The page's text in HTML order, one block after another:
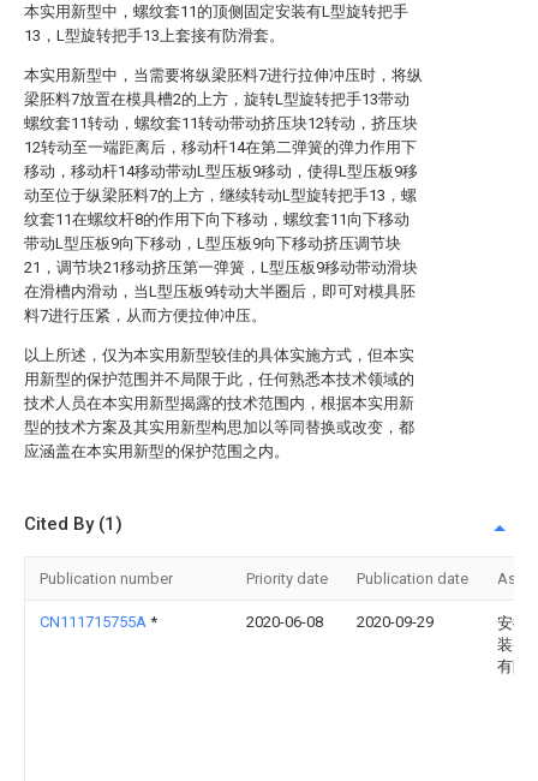
本实用新型中，螺纹套11的顶侧固定安装有L型旋转把手
13，L型旋转把手13上套接有防滑套。
本实用新型中，当需要将纵梁胚料7进行拉伸冲压时，将纵
梁胚料7放置在模具槽2的上方，旋转L型旋转把手13带动
螺纹套11转动，螺纹套11转动带动挤压块12转动，挤压块
12转动至一端距离后，移动杆14在第二弹簧的弹力作用下
移动，移动杆14移动带动L型压板9移动，使得L型压板9移
动至位于纵梁胚料7的上方，继续转动L型旋转把手13，螺
纹套11在螺纹杆8的作用下向下移动，螺纹套11向下移动
带动L型压板9向下移动，L型压板9向下移动挤压调节块
21，调节块21移动挤压第一弹簧，L型压板9移动带动滑块
在滑槽内滑动，当L型压板9转动大半圈后，即可对模具胚
料7进行压紧，从而方便拉伸冲压。
以上所述，仅为本实用新型较佳的具体实施方式，但本实
用新型的保护范围并不局限于此，任何熟悉本技术领域的
技术人员在本实用新型揭露的技术范围内，根据本实用新
型的技术方案及其实用新型构思加以等同替换或改变，都
应涵盖在本实用新型的保护范围之内。
Cited By (1)
Publication number Priority date Publication date
CN111715755A * 2020-06-08 2020-09-29
安徽
装备
有限